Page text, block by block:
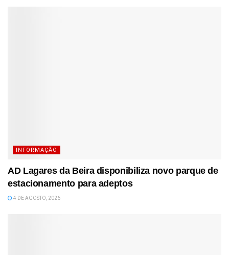
INFORMAÇÃO
AD Lagares da Beira disponibiliza novo parque de
estacionamento para adeptos
4 DE AGOSTO, 2026